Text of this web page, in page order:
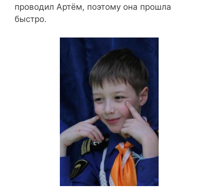
проводил Артём, поэтому она прошла
быстро.